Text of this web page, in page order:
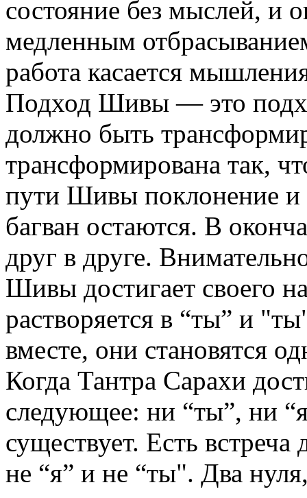
состояние без мыслей, и
медленным
работа касается
Подход Шивы — это
должно быть
трансформирована так,
пути Шивы поклонение и
багван остаются. В
друг в друге.
Шивы достигает своего
растворяется в “ты” и
вместе, они становятся
Когда Тантра Сарахи
следующее: ни “ты”, ни
существует. Есть
не “я” и не “ты". Два